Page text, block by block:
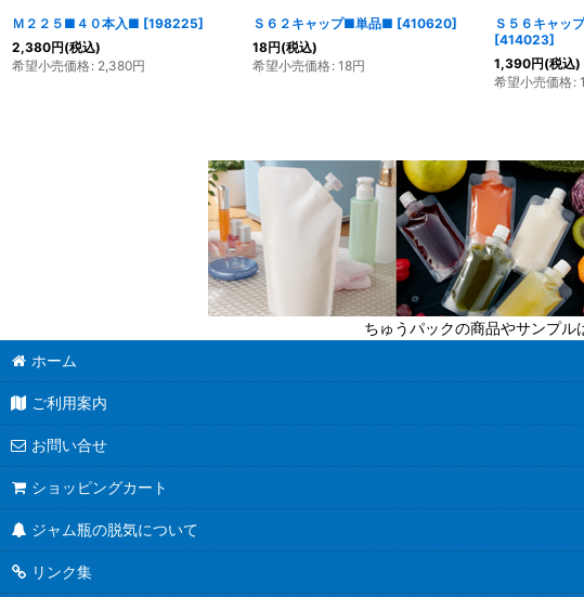
Ｍ２２５■４０本入■ [198225]
2,380円(税込)
希望小売価格: 2,380円
Ｓ６２キャップ■単品■ [410620]
18円(税込)
希望小売価格: 18円
Ｓ５６キャッ
[414023]
1,390円(税込)
希望小売価格:
ちゅうパックの商品やサンプル
ホーム
ご利用案内
お問い合せ
ショッピングカート
ジャム瓶の脱気について
リンク集